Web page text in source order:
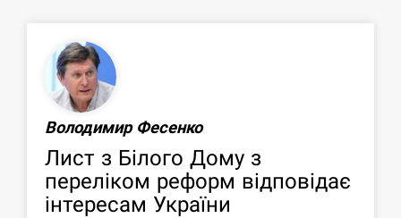
Володимир Фесенко
Лист з Білого Дому з
переліком реформ відповідає
інтересам України